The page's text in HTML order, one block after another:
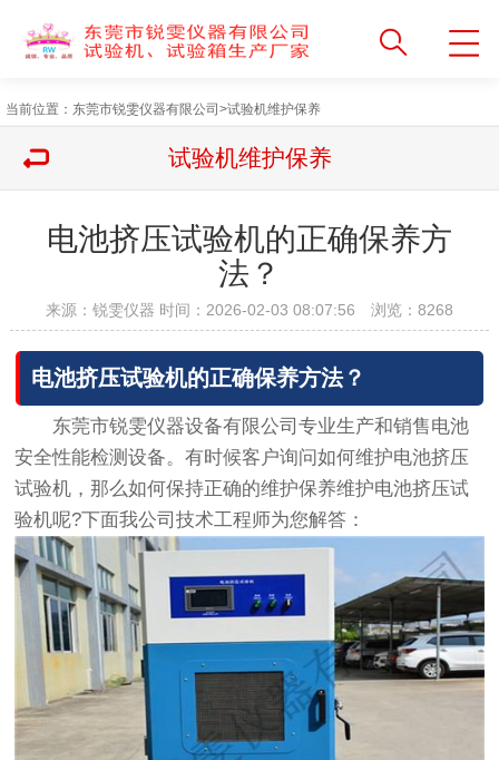
当前位置： 东莞市锐雯仪器有限公司 >试验机维护保养
试验机维护保养
电池挤压试验机的正确保养方
法？
来源：锐雯仪器 时间：2026-02-03 08:07:56 浏览： 8268
电池挤压试验机的正确保养方法？
东莞市锐雯仪器设备有限公司专业生产和销售电池
安全性能检测设备。有时候客户询问如何维护电池挤压
试验机，那么如何保持正确的维护保养维护电池挤压试
验机呢?下面我公司技术工程师为您解答：